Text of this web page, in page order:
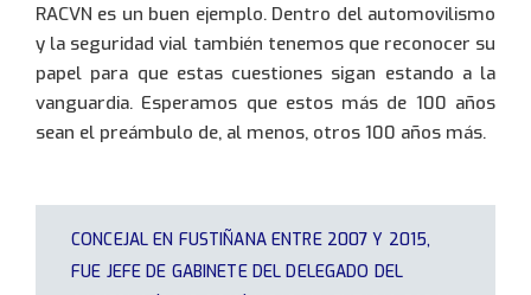
RACVN es un buen ejemplo. Dentro del automovilismo
y la seguridad vial también tenemos que reconocer su
papel para que estas cuestiones sigan estando a la
vanguardia. Esperamos que estos más de 100 años
sean el preámbulo de, al menos, otros 100 años más.
CONCEJAL EN FUSTIÑANA ENTRE 2007 Y 2015,
FUE JEFE DE GABINETE DEL DELEGADO DEL